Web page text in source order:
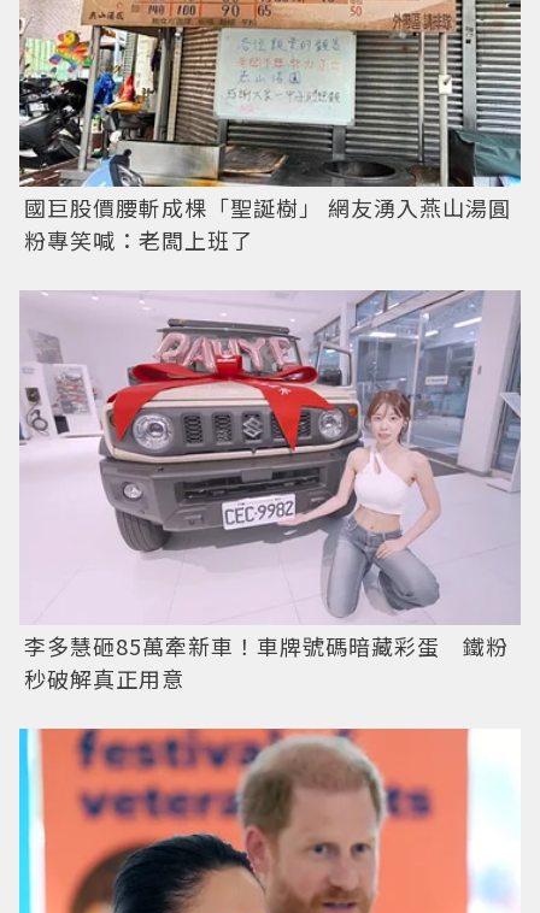
國巨股價腰斬成棵「聖誕樹」 網友湧入燕山湯圓
粉專笑喊：老闆上班了
李多慧砸85萬牽新車！車牌號碼暗藏彩蛋 鐵粉
秒破解真正用意